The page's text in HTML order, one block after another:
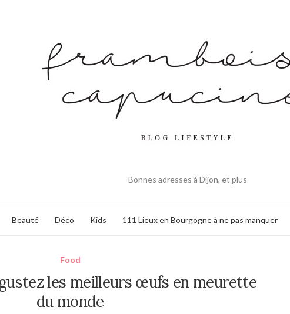
Bonnes adresses à Dijon, et plus
Beauté Déco Kids 111 Lieux en Bourgogne à ne pas manquer
Food
les meilleurs œufs en meurette
du monde